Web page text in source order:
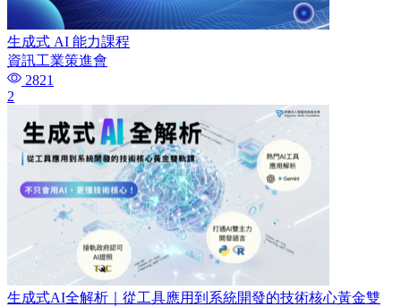
生成式 AI 能力課程
資訊工業策進會
2821
2
生成式AI全解析｜從工具應用到系統開發的技術核心黃金雙